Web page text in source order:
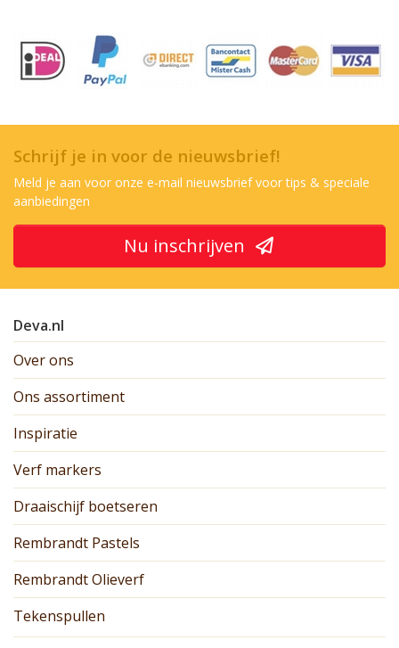
Schrijf je in voor de nieuwsbrief!
Meld je aan voor onze e-mail nieuwsbrief voor tips & speciale
aanbiedingen
Nu inschrijven
Deva.nl
Over ons
Ons assortiment
Inspiratie
Verf markers
Draaischijf boetseren
Rembrandt Pastels
Rembrandt Olieverf
Tekenspullen